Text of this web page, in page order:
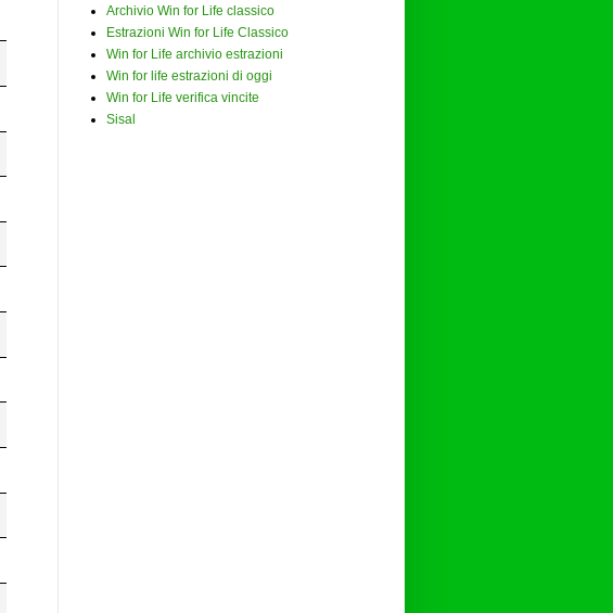
Archivio Win for Life classico
Estrazioni Win for Life Classico
Win for Life archivio estrazioni
Win for life estrazioni di oggi
Win for Life verifica vincite
Sisal